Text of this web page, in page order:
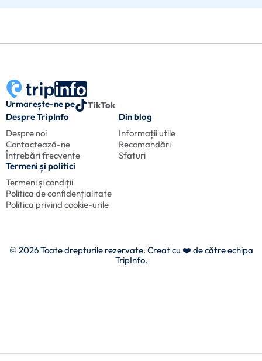
Urmarește-ne pe
TikTok
Despre TripInfo
Despre noi
Contactează-ne
Întrebări frecvente
Din blog
Informații utile
Recomandări
Sfaturi
Termeni și politici
Termeni și condiții
Politica de confidențialitate
Politica privind cookie-urile
© 2026 Toate drepturile rezervate. Creat cu ❤️ de către echipa
TripInfo.